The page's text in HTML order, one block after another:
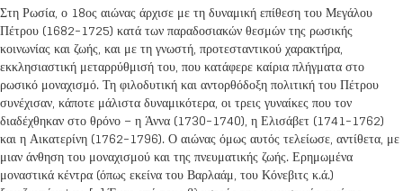
Στη Ρωσία, ο 18ος αιώνας άρχισε με τη δυναμική επίθεση του Μεγάλου
Πέτρου (1682-1725) κατά των παραδοσιακών θεσμών της ρωσικής
κοινωνίας και ζωής, και με τη γνωστή, προτεσταντικού χαρακτήρα,
εκκλησιαστική μεταρρύθμισή του, που κατάφερε καίρια πλήγματα στο
ρωσικό μοναχισμό. Τη φιλοδυτική και αντορθόδοξη πολιτική του Πέτρου
συνέχισαν, κάποτε μάλιστα δυναμικότερα, οι τρεις γυναίκες που τον
διαδέχθηκαν στο θρόνο – η Άννα (1730-1740), η Ελισάβετ (1741-1762)
και η Αικατερίνη (1762-1796). Ο αιώνας όμως αυτός τελείωσε, αντίθετα, με
μιαν άνθηση του μοναχισμού και της πνευματικής ζωής. Ερημωμένα
μοναστικά κέντρα (όπως εκείνα του Βαρλαάμ, του Κόνεβιτς κ.ά.)